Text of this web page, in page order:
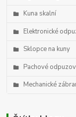
Kuna skalní
Elektronické
Sklopce na kuny
Pachové
Mechanické